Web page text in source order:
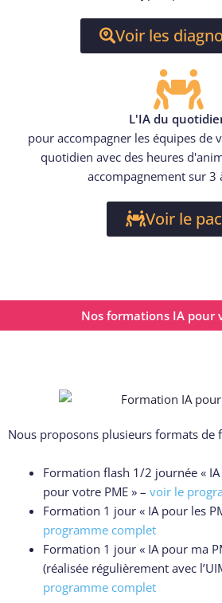
Voir les
L'IA du
pour accompagner les équipes de
quotidien avec des heures
accompagnement sur 3
Voir le
Nos formations IA pour
Nous proposons plusieurs formats de
Formation flash 1/2 journée « IA
pour votre PME » – voir le
Formation 1 jour « IA pour les
programme complet
Formation 1 jour « IA pour ma
(réalisée régulièrement avec
programme complet